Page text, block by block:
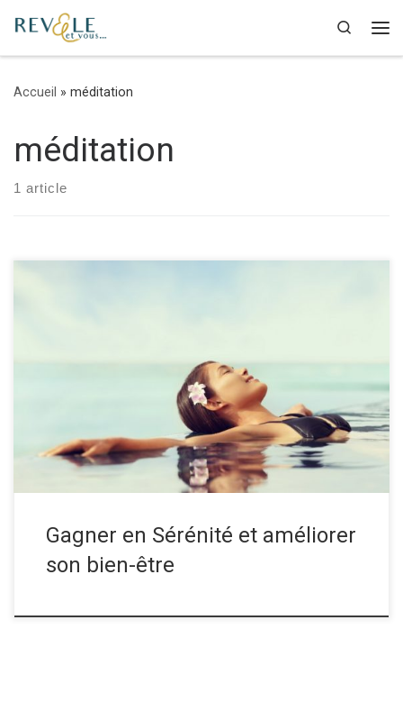
Passer au contenu Search
Accueil » méditation
méditation
1 article
quand un problème surgit ou que les soucis s’accumulent, il est
parfois difficile de ne pas se sentir noyé. Voici donc quelques
conseils pour vous guider dans votre vie de tous les jours pour
mieux aller à l’essentiel 1/ […]
Gagner en Sérénité et améliorer
son bien-être